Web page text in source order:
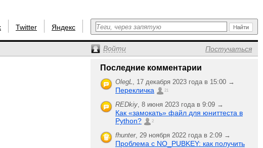
Twitter Яндекс
Войти Постучаться
Последние комментарии
OlegL, 17 декабря 2023 года в 15:00 →
Перекличка 21
REDkiy, 8 июня 2023 года в 9:09 →
Как «замокать» файл для юниттеста в
Python?
2
fhunter, 29 ноября 2022 года в 2:09 →
Проблема с NO_PUBKEY: как получить